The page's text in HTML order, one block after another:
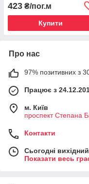
423 ₴/пог.м
Купити
Про нас
97% позитивних з 30
Працює з
м. Київ
проспект Степана
Контакти
Сьогодні вихідний
Показати весь